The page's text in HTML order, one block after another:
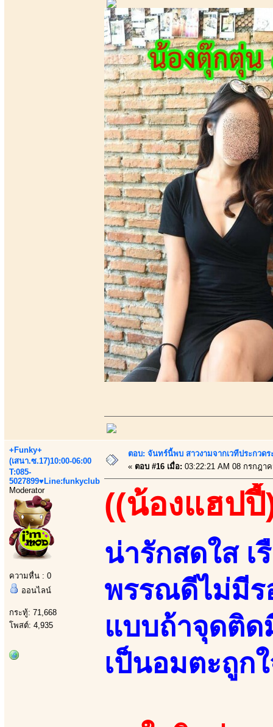
+Funky+
(เสนา.ซ.17)10:00-06:00
T:085-
5027899♥Line:funkyclub
Moderator
ความหื่น : 0
ออนไลน์
กระทู้: 71,668
โพสต์: 4,935
ตอบ: จันทร์นี้พบ สาวงามจากเวทีประกวด
« ตอบ #16 เมื่อ: 03:22:21 AM 08 กรกฎา
((น้องแฮปปี้
น่ารักสดใส เ
พรรณดีไม่มีร
แบบถ้าจุดติด
เป็นอมตะถูก